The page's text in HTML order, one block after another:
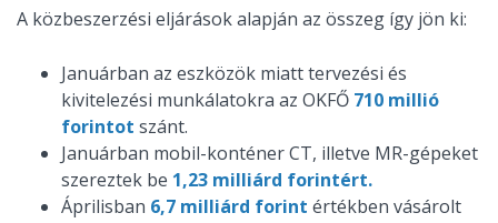
A közbeszerzési eljárások alapján az összeg így jön ki:
Januárban az eszközök miatt tervezési és
kivitelezési munkálatokra az OKFŐ 710 millió
forintot szánt.
Januárban mobil-konténer CT, illetve MR-gépeket
szereztek be 1,23 milliárd forintért.
Áprilisban 6,7 milliárd forint értékben vásárolt